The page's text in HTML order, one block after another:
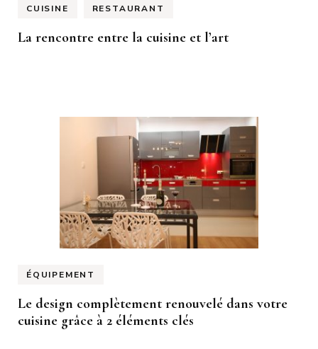
CUISINE RESTAURANT
La rencontre entre la cuisine et l’art
ÉQUIPEMENT
Le design complètement renouvelé dans votre
cuisine grâce à 2 éléments clés